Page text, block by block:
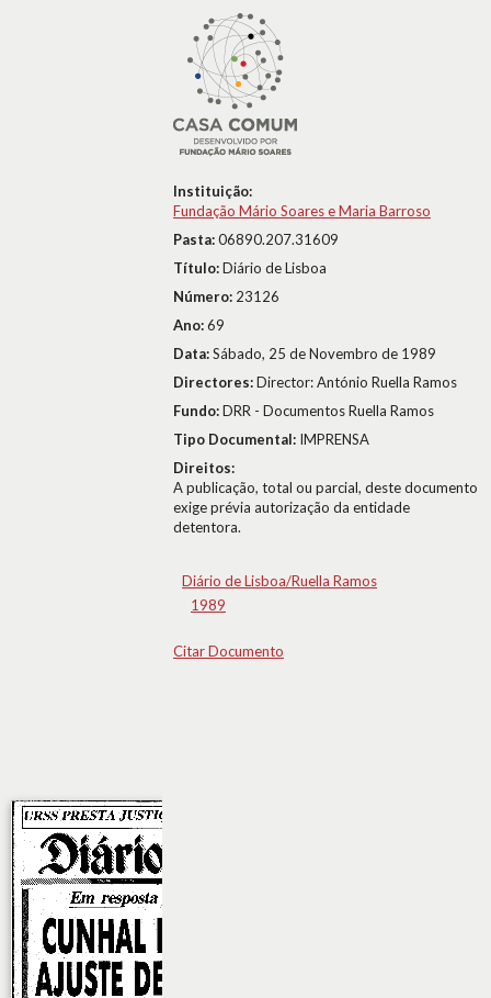
Instituição:
Fundação Mário Soares e Maria Barroso
Pasta:06890.207.31609
Título:Diário de Lisboa
Número: 23126
Ano:69
Data:Sábado, 25 de Novembro de 1989
Directores:Director: António Ruella Ramos
Fundo:DRR - Documentos Ruella Ramos
Tipo Documental: IMPRENSA
Direitos:
A publicação, total ou parcial, deste documento
exige prévia autorização da entidade
detentora.
Diário de Lisboa/Ruella Ramos
1989
Citar Documento